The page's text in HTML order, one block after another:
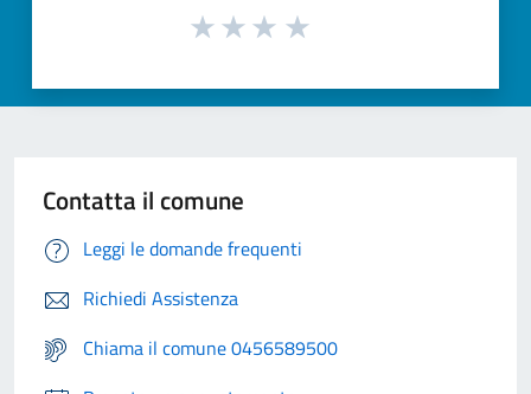
Contatta il comune
Leggi le domande frequenti
Richiedi Assistenza
Chiama il comune 0456589500